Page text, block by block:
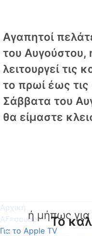
Αγαπητοί
του Αυγούστου,
λειτουργεί τις
το πρωί έως
Σάββατα του
θα είμαστε
Το
Αρχική
Αξεσουάρ
Για το Apple TV